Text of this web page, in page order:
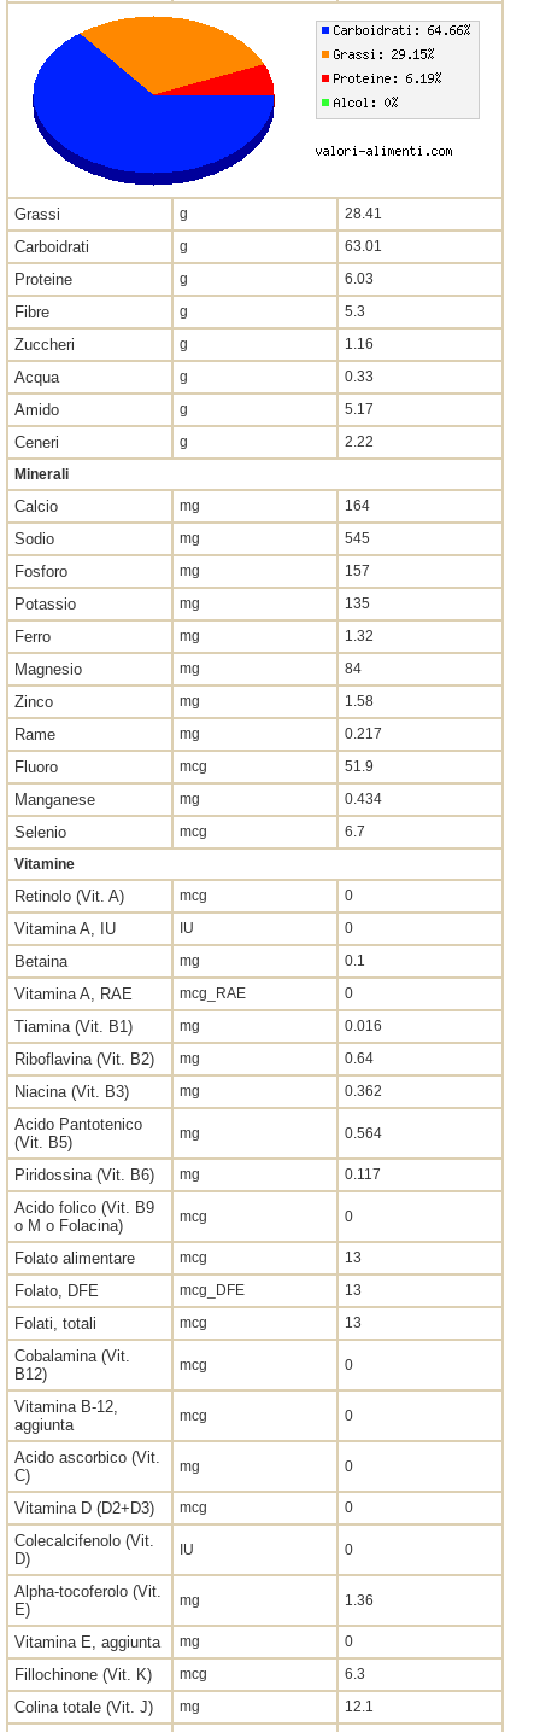
Grassi g 28.41
Carboidrati g 63.01
Proteine g 6.03
Fibre g 5.3
Zuccheri g 1.16
Acqua g 0.33
Amido g 5.17
Ceneri g
2.22
Minerali
Calcio mg 164
Sodio mg 545
Fosforo mg 157
Potassio mg 135
Ferro mg 1.32
Magnesio mg 84
Zinco mg 1.58
Rame mg 0.217
Fluoro mcg 51.9
Manganese mg 0.434
Selenio mcg
6.7
Vitamine
Retinolo (Vit. A) mcg 0
Vitamina A, IU IU 0
Betaina mg 0.1
Vitamina A, RAE mcg_RAE 0
Tiamina (Vit. B1) mg 0.016
Riboflavina (Vit. B2) mg 0.64
Niacina (Vit. B3) mg 0.362
Acido Pantotenico
(Vit. B5)
mg 0.564
Piridossina (Vit. B6) mg 0.117
Acido folico (Vit. B9
o M o Folacina)
mcg 0
Folato alimentare mcg 13
Folato, DFE mcg_DFE 13
Folati, totali mcg 13
Cobalamina (Vit.
B12)
mcg 0
Vitamina B-12,
aggiunta
mcg 0
Acido ascorbico (Vit.
C)
mg 0
Vitamina D (D2+D3) mcg 0
Colecalcifenolo (Vit.
D)
IU 0
Alpha-tocoferolo (Vit.
E)
mg 1.36
Vitamina E, aggiunta mg 0
Fillochinone (Vit. K) mcg 6.3
Colina totale (Vit. J) mg 12.1